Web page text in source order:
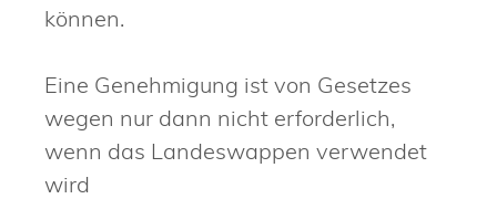
können.
Eine Genehmigung ist von Gesetzes
wegen nur dann nicht erforderlich,
wenn das Landeswappen verwendet
wird